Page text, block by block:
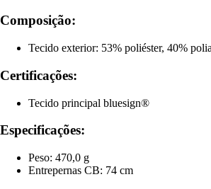
Composição:
Tecido exterior: 53% poliéster, 40%
Certificações:
Tecido principal bluesign®
Especificações:
Peso: 470,0 g
Entrepernas CB: 74 cm